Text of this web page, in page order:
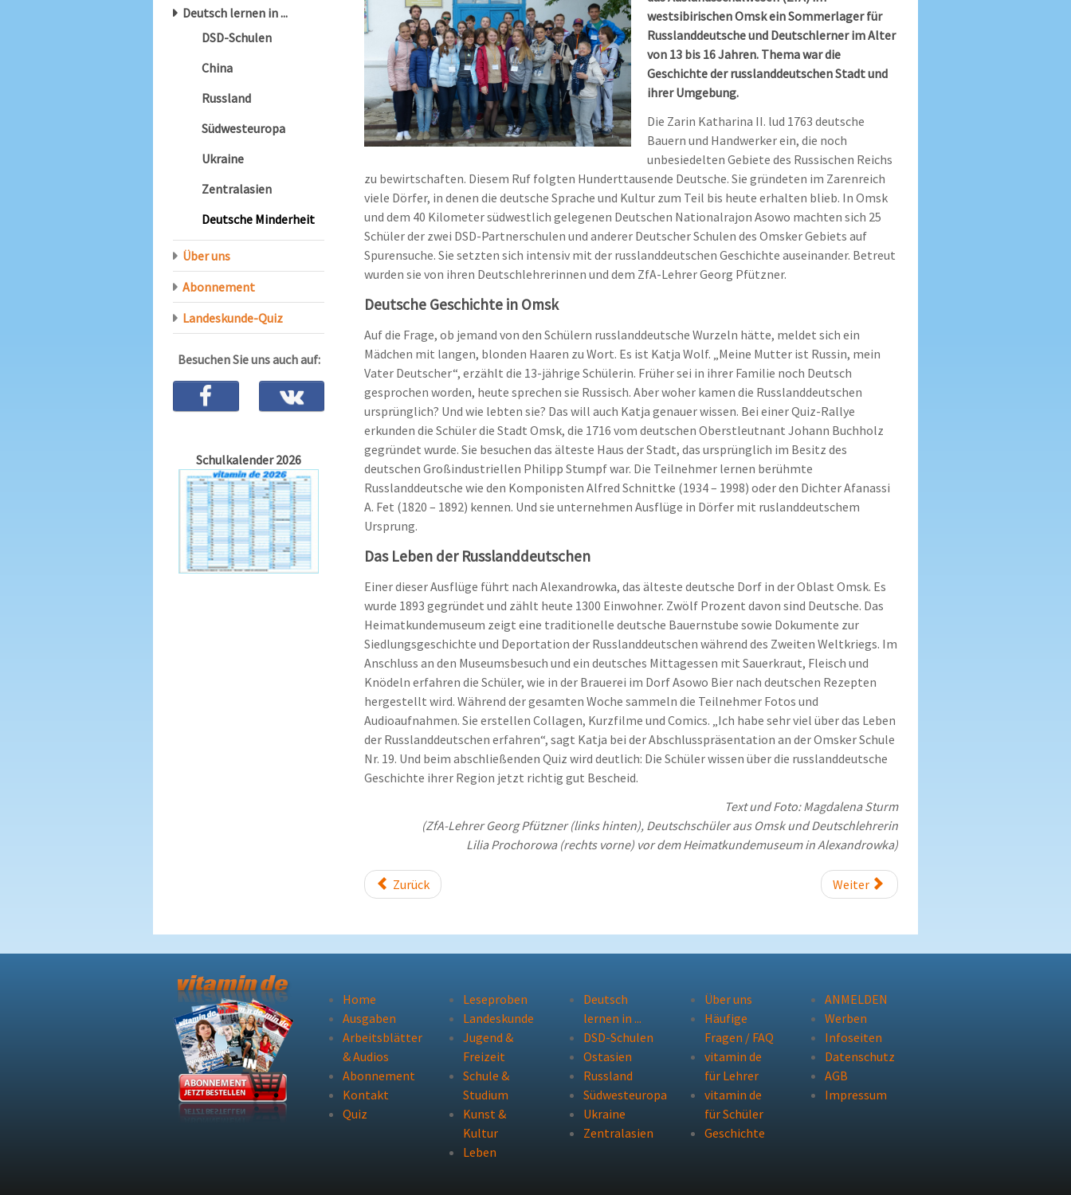
Deutsch lernen in ...
DSD-Schulen
China
Russland
Südwesteuropa
Ukraine
Zentralasien
Deutsche Minderheit
Über uns
Abonnement
Landeskunde-Quiz
Besuchen Sie uns auch auf:
Schulkalender 2026
westsibirischen Omsk ein Sommerlager für
Russlanddeutsche und Deutschlerner im Alter
von 13 bis 16 Jahren. Thema war die
Geschichte der russlanddeutschen Stadt und
ihrer Umgebung.
Die Zarin Katharina II. lud 1763 deutsche
Bauern und Handwerker ein, die noch
unbesiedelten Gebiete des Russischen Reichs
zu bewirtschaften. Diesem Ruf folgten Hunderttausende Deutsche. Sie gründeten im Zarenreich
viele Dörfer, in denen die deutsche Sprache und Kultur zum Teil bis heute erhalten blieb. In Omsk
und dem 40 Kilometer südwestlich gelegenen Deutschen Nationalrajon Asowo machten sich 25
Schüler der zwei DSD-Partnerschulen und anderer Deutscher Schulen des Omsker Gebiets auf
Spurensuche. Sie setzten sich intensiv mit der russlanddeutschen Geschichte auseinander. Betreut
wurden sie von ihren Deutschlehrerinnen und dem ZfA-Lehrer Georg Pfützner.
Deutsche Geschichte in Omsk
Auf die Frage, ob jemand von den Schülern russlanddeutsche Wurzeln hätte, meldet sich ein
Mädchen mit langen, blonden Haaren zu Wort. Es ist Katja Wolf. „Meine Mutter ist Russin, mein
Vater Deutscher“, erzählt die 13-jährige Schülerin. Früher sei in ihrer Familie noch Deutsch
gesprochen worden, heute sprechen sie Russisch. Aber woher kamen die Russlanddeutschen
ursprünglich? Und wie lebten sie? Das will auch Katja genauer wissen. Bei einer Quiz-Rallye
erkunden die Schüler die Stadt Omsk, die 1716 vom deutschen Oberstleutnant Johann Buchholz
gegründet wurde. Sie besuchen das älteste Haus der Stadt, das ursprünglich im Besitz des
deutschen Großindustriellen Philipp Stumpf war. Die Teilnehmer lernen berühmte
Russlanddeutsche wie den Komponisten Alfred Schnittke (1934 – 1998) oder den Dichter Afanassi
A. Fet (1820 – 1892) kennen. Und sie unternehmen Ausflüge in Dörfer mit ruslanddeutschem
Ursprung.
Das Leben der Russlanddeutschen
Einer dieser Ausflüge führt nach Alexandrowka, das älteste deutsche Dorf in der Oblast Omsk. Es
wurde 1893 gegründet und zählt heute 1300 Einwohner. Zwölf Prozent davon sind Deutsche. Das
Heimatkundemuseum zeigt eine traditionelle deutsche Bauernstube sowie Dokumente zur
Siedlungsgeschichte und Deportation der Russlanddeutschen während des Zweiten Weltkriegs. Im
Anschluss an den Museumsbesuch und ein deutsches Mittagessen mit Sauerkraut, Fleisch und
Knödeln erfahren die Schüler, wie in der Brauerei im Dorf Asowo Bier nach deutschen Rezepten
hergestellt wird. Während der gesamten Woche sammeln die Teilnehmer Fotos und
Audioaufnahmen. Sie erstellen Collagen, Kurzfilme und Comics. „Ich habe sehr viel über das Leben
der Russlanddeutschen erfahren“, sagt Katja bei der Abschlusspräsentation an der Omsker Schule
Nr. 19. Und beim abschließenden Quiz wird deutlich: Die Schüler wissen über die russlanddeutsche
Geschichte ihrer Region jetzt richtig gut Bescheid.
Text und Foto: Magdalena Sturm
(ZfA-Lehrer Georg Pfützner (links hinten), Deutschschüler aus Omsk und Deutschlehrerin
Lilia Prochorowa (rechts vorne) vor dem Heimatkundemuseum in Alexandrowka)
Zurück Weiter
Home
Ausgaben
Arbeitsblätter
& Audios
Abonnement
Kontakt
Quiz
Leseproben
Landeskunde
Jugend &
Freizeit
Schule &
Studium
Kunst &
Kultur
Leben
Deutsch
lernen in ...
DSD-Schulen
Ostasien
Russland
Südwesteuropa
Ukraine
Zentralasien
Über uns
Häufige
Fragen / FAQ
vitamin de
für Lehrer
vitamin de
für Schüler
Geschichte
ANMELDEN
Werben
Infoseiten
Datenschutz
AGB
Impressum